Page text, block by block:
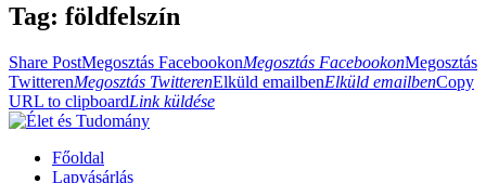
Tag: földfelszín
Share PostMegosztás FacebookonMegosztás FacebookonMegosztás
TwitterenMegosztás TwitterenElküld emailbenElküld emailbenCopy
URL to clipboardLink küldése
Főoldal
Lapvásárlás